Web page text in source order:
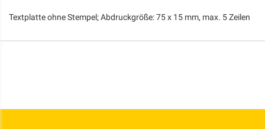
Textplatte ohne Stempel; Abdruckgröße: 75 x 15 mm, max. 5 Zeilen